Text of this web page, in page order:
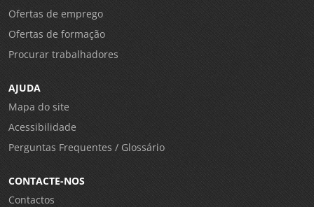
Ofertas de emprego
Ofertas de formação
Procurar trabalhadores
AJUDA
Mapa do site
Acessibilidade
Perguntas Frequentes / Glossário
CONTACTE-NOS
Contactos